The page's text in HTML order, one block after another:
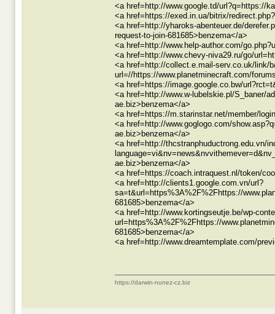
<a href=http://www.google.td/url?q=https://
<a href=https://exed.in.ua/bitrix/
<a href=http://yharoks-abenteuer.de/
request-to-join-681685>benzema</a>
<a href=http://www.help-author.com/
<a href=http://www.chevy-niva29.ru/go/
<a href=http://collect.e.mail-serv.co.uk/link/
url=//https://www.planetminecraft.com/
<a href=https://image.google.co.bw/
<a href=http://www.w-lubelskie.pl/S_baner/
ae.biz>benzema</a>
<a href=https://m.starinstar.net/member/
<a href=http://www.goglogo.com/
ae.biz>benzema</a>
<a href=http://thcstranphuductrong.edu.vn/
ae.biz>benzema</a>
<a href=https://coach.intraquest.nl/token/
<a href=http://clients1.google.com.vn/url?
sa=t&url=https%3A%2F%2Fhttps://
681685>benzema</a>
<a href=http://www.kortingseutje.be/wp-
url=https%3A%2F%2Fhttps://
681685>benzema</a>
<a href=http://www.dreamtemplate.com/
https://darwin-nunez-cz.biz